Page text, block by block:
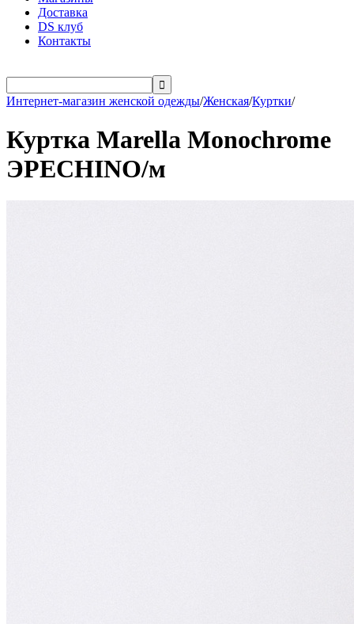
Доставка
DS клуб
Контакты

Интернет-магазин женской одежды/Женская/Куртки/
Куртка Marella Monochrome
ЭPECHINO/м